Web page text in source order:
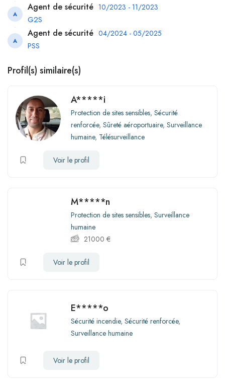
A
Agent de sécurité 10/2023 - 11/2023
G2S
A
Agent de sécurité 04/2024 - 05/2025
PSS
Profil(s) similaire(s)
A*****i
Protection de sites sensibles, Sécurité
renforcée, Sûreté aéroportuaire, Surveillance
humaine, Télésurveillance
Voir le profil
M*****n
Protection de sites sensibles, Surveillance
humaine
21000 €
Voir le profil
E*****o
Sécurité incendie, Sécurité renforcée,
Surveillance humaine
Voir le profil